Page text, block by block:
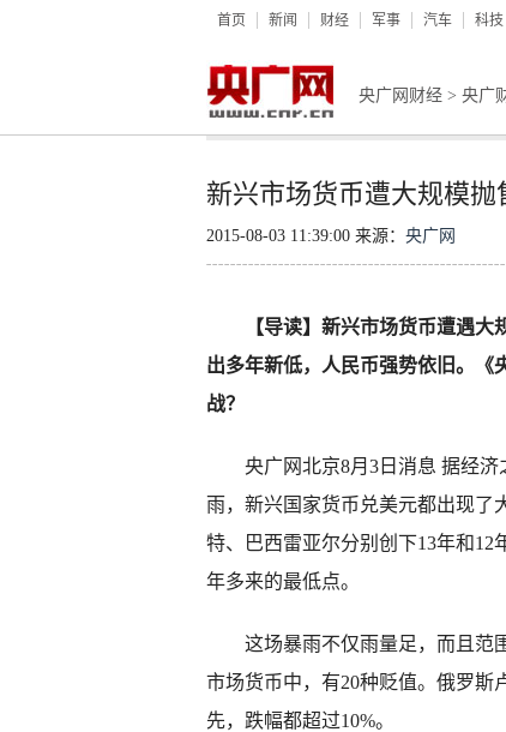
首页 新闻 财经 军事 汽车 科技
央广网财经 > 央广
新兴市场货币遭大规模抛
2015-08-03 11:39:00 来源： 央广网
【导读】新兴市场货币遭遇
出多年新低，人民币强势依旧。《
战？
央广网北京8月3日消息 据经济
雨，新兴国家货币兑美元都出现了
特、巴西雷亚尔分别创下13年和
年多来的最低点。
这场暴雨不仅雨量足，而且范围
市场货币中，有20种贬值。俄罗斯
先，跌幅都超过10%。